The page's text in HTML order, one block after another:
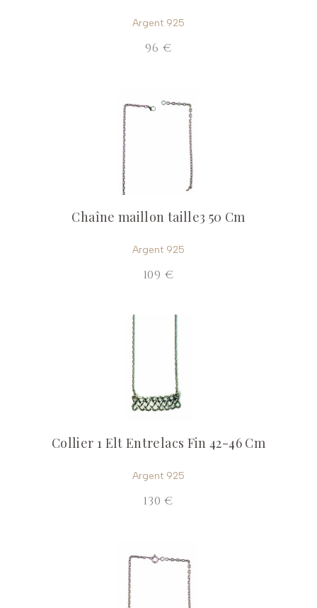
Argent 925
96 €
Chaîne maillon taille3 50 Cm
Argent 925
109 €
Collier 1 Elt Entrelacs Fin 42-46 Cm
Argent 925
130 €